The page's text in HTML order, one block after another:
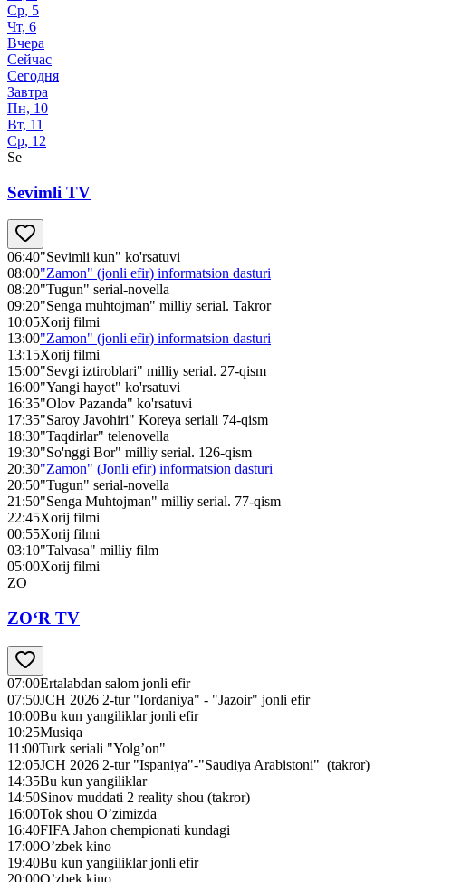
Ср, 5
Чт, 6
Вчера
Сейчас
Сегодня
Завтра
Пн, 10
Вт, 11
Ср, 12
Se
Sevimli TV
06:40"Sevimli kun" ko'rsatuvi
08:00"Zamon" (jonli efir) informatsion dasturi
08:20"Tugun" serial-novella
09:20"Senga muhtojman" milliy serial. Takror
10:05Xorij filmi
13:00"Zamon" (jonli efir) informatsion dasturi
13:15Xorij filmi
15:00"Sevgi iztiroblari" milliy serial. 27-qism
16:00"Yangi hayot" ko'rsatuvi
16:35"Olov Pazanda" ko'rsatuvi
17:35"Saroy Javohiri" Koreya seriali 74-qism
18:30"Taqdirlar" telenovella
19:30"So'nggi Bor" milliy serial. 126-qism
20:30"Zamon" (Jonli efir) informatsion dasturi
20:50"Tugun" serial-novella
21:50"Senga Muhtojman" milliy serial. 77-qism
22:45Xorij filmi
00:55Xorij filmi
03:10"Talvasa" milliy film
05:00Xorij filmi
ZO
ZO‘R TV
07:00Ertalabdan salom jonli efir
07:50JCH 2026 2-tur "Iordaniya" - "Jazoir" jonli efir
10:00Bu kun yangiliklar jonli efir
10:25Musiqa
11:00Turk seriali "Yolg’on"
12:05JCH 2026 2-tur "Ispaniya"-"Saudiya Arabistoni" (takror)
14:35Bu kun yangiliklar
14:50Sinov muddati 2 reality shou (takror)
16:00Tok shou O’zimizda
16:40FIFA Jahon chempionati kundagi
17:00O’zbek kino
19:40Bu kun yangiliklar jonli efir
20:00O’zbek kino